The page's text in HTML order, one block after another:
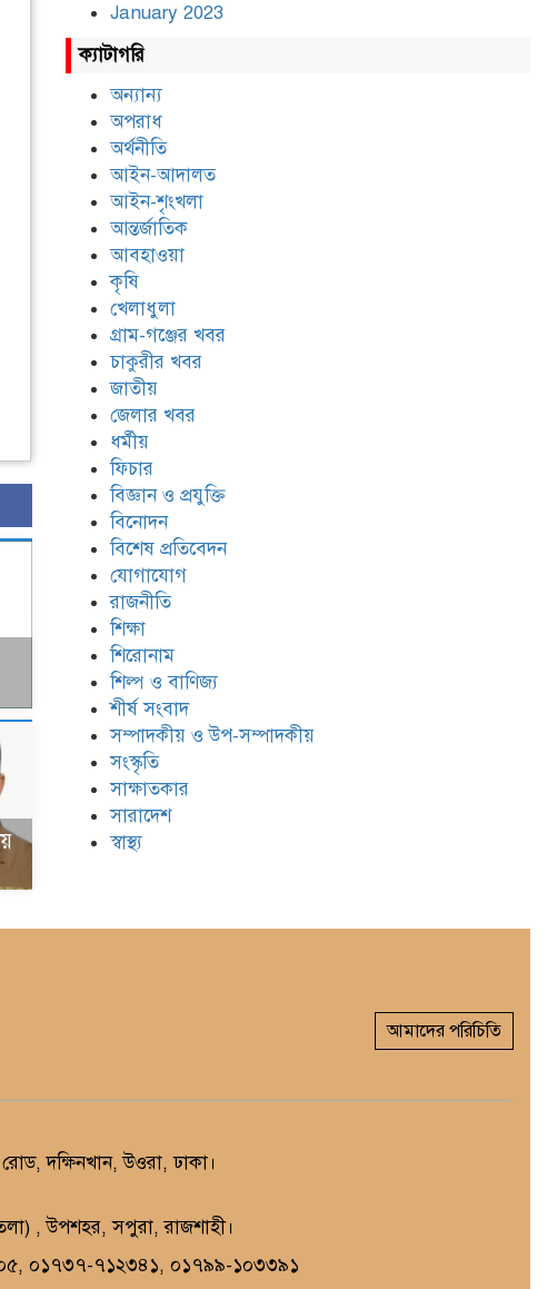
January 2023
ক্যাটাগরি
অন্যান্য
অপরাধ
অর্থনীতি
আইন-আদালত
আইন-শৃংখলা
আন্তর্জাতিক
আবহাওয়া
কৃষি
খেলাধুলা
গ্রাম-গঞ্জের খবর
চাকুরীর খবর
জাতীয়
জেলার খবর
ধর্মীয়
ফিচার
বিজ্ঞান ও প্রযুক্তি
বিনোদন
বিশেষ প্রতিবেদন
যোগাযোগ
রাজনীতি
শিক্ষা
শিরোনাম
শিল্প ও বাণিজ্য
শীর্ষ সংবাদ
সম্পাদকীয় ও উপ-সম্পাদকীয়
সংস্কৃতি
সাক্ষাতকার
সারাদেশ
স্বাস্থ্য
আমাদের পরিচিতি
দক্ষিনখান, উওরা, ঢাকা।
, উপশহর, সপুরা, রাজশাহী।
০১৭৩৭-৭১২৩৪১, ০১৭৯৯-১০৩৩৯১